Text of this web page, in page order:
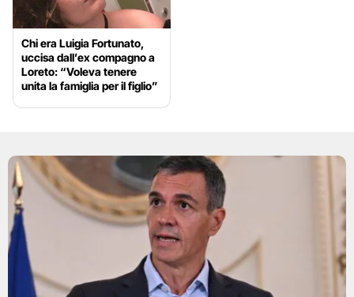
Chi era Luigia Fortunato,
uccisa dall’ex compagno a
Loreto: “Voleva tenere
unita la famiglia per il figlio”